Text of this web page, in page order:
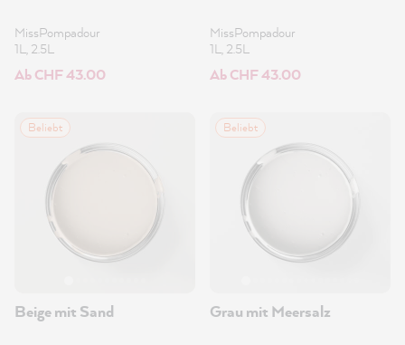
MissPompadour
1L, 2.5L
Ab CHF 43.00
MissPompadour
1L, 2.5L
Ab CHF 43.00
Beliebt
Beige mit Sand
Beliebt
Grau mit Meersalz